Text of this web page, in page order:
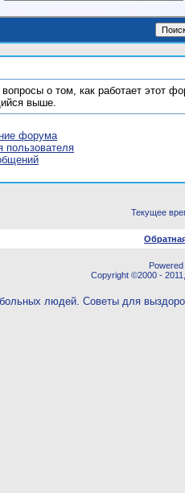
о том, как работает этот
выше.
форума
пользователя
Текущее
Copyright ©2000 -
людей. Советы для